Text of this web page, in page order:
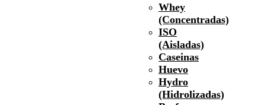
Whey
(Concentradas)
ISO
(Aisladas)
Caseinas
Huevo
Hydro
(Hidrolizadas)